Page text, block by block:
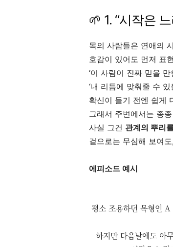
🌱 1. “시작은
목의 사람들은 연애의
호감이 있어도 먼저 표
‘이 사람이 진짜 믿을 만
‘내 리듬에 맞춰줄 수 있
확신이 들기 전엔 쉽게
그래서 주변에서는 종
사실 그건 관계의 뿌리
겉으로는 무심해 보여
에피소드 예시
평소 조용하던 목형인
하지만 다음날에도 아